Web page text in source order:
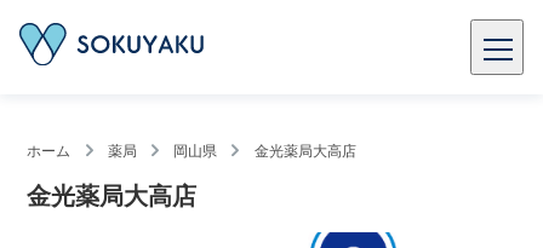
ホーム 薬局 岡山県 金光薬局大高店
金光薬局大高店